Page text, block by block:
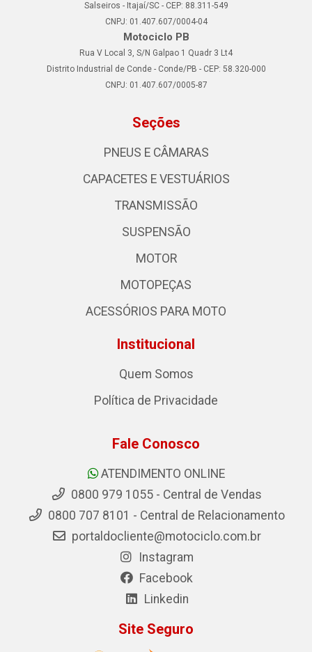
Salseiros - Itajaí/SC - CEP: 88.311-549
CNPJ: 01.407.607/0004-04
Motociclo PB
Rua V Local 3, S/N Galpao 1 Quadr 3 Lt4
Distrito Industrial de Conde - Conde/PB - CEP: 58.320-000
CNPJ: 01.407.607/0005-87
Seções
PNEUS E CÂMARAS
CAPACETES E VESTUÁRIOS
TRANSMISSÃO
SUSPENSÃO
MOTOR
MOTOPEÇAS
ACESSÓRIOS PARA MOTO
Institucional
Quem Somos
Política de Privacidade
Fale Conosco
ATENDIMENTO ONLINE
0800 979 1055 - Central de Vendas
0800 707 8101 - Central de Relacionamento
portaldocliente@motociclo.com.br
Instagram
Facebook
Linkedin
Site Seguro